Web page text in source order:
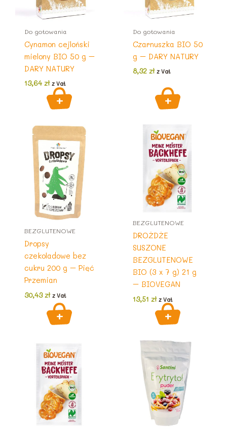
Do gotowania
Cynamon cejloński
mielony BIO 50 g –
DARY NATURY
13,64 zł z Vat
Do gotowania
Czarnuszka BIO 50
g – DARY NATURY
8,32 zł z Vat
BEZGLUTENOWE
Dropsy
czekoladowe bez
cukru 200 g – Pięć
Przemian
30,43zł z Vat
BEZGLUTENOWE
DROŻDŻE
SUSZONE
BEZGLUTENOWE
BIO (3 x 7 g) 21 g
– BIOVEGAN
13,51 zł z Vat